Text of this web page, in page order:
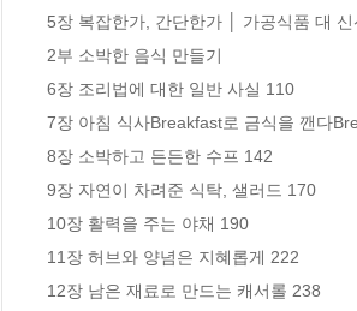
5장 복잡한가, 간단한가 │ 가공식품 대
2부 소박한 음식 만들기
6장 조리법에 대한 일반 사실 110
7장 아침 식사Breakfast로 금식을 깬다
8장 소박하고 든든한 수프 142
9장 자연이 차려준 식탁, 샐러드 170
10장 활력을 주는 야채 190
11장 허브와 양념은 지혜롭게 222
12장 남은 재료로 만드는 캐서롤 238